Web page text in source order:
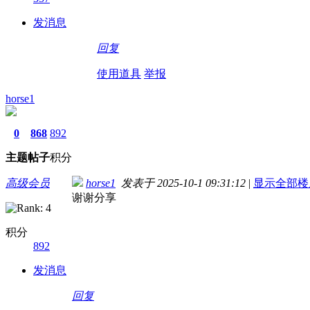
发消息
回复
使用道具 举报
horse1
0
主题
868
帖子
892
积分
高级会员
积分
892
发消息
horse1 发表于 2025-10-1 09:31:12 | 显示全部
谢谢分享
回复